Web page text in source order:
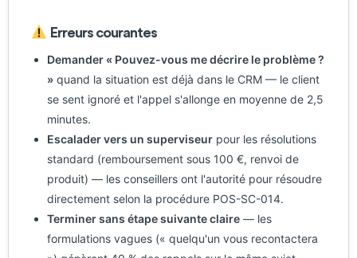
Erreurs courantes
Demander « Pouvez-vous me décrire le problème ?
» quand la situation est déjà dans le CRM — le client
se sent ignoré et l'appel s'allonge en moyenne de 2,5
minutes.
Escalader vers un superviseur pour les résolutions
standard (remboursement sous 100 €, renvoi de
produit) — les conseillers ont l'autorité pour résoudre
directement selon la procédure POS-SC-014.
Terminer sans étape suivante claire — les
formulations vagues (« quelqu'un vous recontactera